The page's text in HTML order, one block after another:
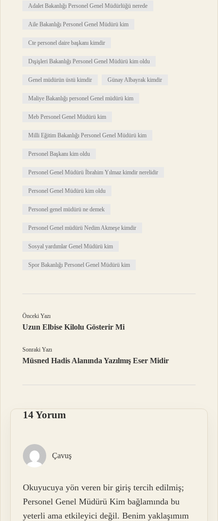
Adalet Bakanlığı Personel Genel Müdürlüğü nerede
Aile Bakanlığı Personel Genel Müdürü kim
Cte personel daire başkanı kimdir
Dışişleri Bakanlığı Personel Genel Müdürü kim oldu
Genel müdürün üstü kimdir Günay Albayrak kimdir
Maliye Bakanlığı personel Genel müdürü kim
Meb Personel Genel Müdürü kim
Milli Eğitim Bakanlığı Personel Genel Müdürü kim
Personel Başkanı kim oldu
Personel Genel Müdürü İbrahim Yılmaz kimdir nerelidir
Personel Genel Müdürü kim oldu
Personel genel müdürü ne demek
Personel Genel müdürü Nedim Akmeşe kimdir
Sosyal yardımlar Genel Müdürü kim
Spor Bakanlığı Personel Genel Müdürü kim
Önceki Yazı
Uzun Elbise Kilolu Gösterir Mi
Sonraki Yazı
Müsned Hadis Alanında Yazılmış Eser Midir
14 Yorum
Çavuş
Okuyucuya yön veren bir giriş tercih edilmiş;
Personel Genel Müdürü Kim bağlamında bu
yeterli ama etkileyici değil. Benim yaklaşımım